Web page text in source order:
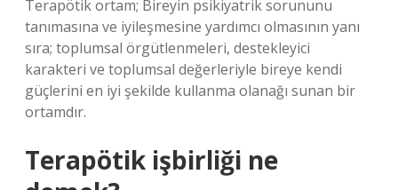
Terapötik ortam; Bireyin psikiyatrik sorununu
tanımasına ve iyileşmesine yardımcı olmasının yanı
sıra; toplumsal örgütlenmeleri, destekleyici
karakteri ve toplumsal değerleriyle bireye kendi
güçlerini en iyi şekilde kullanma olanağı sunan bir
ortamdır.
Terapötik işbirliği ne